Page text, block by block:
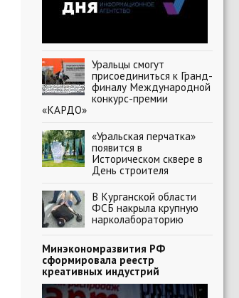
Уральцы смогут
присоединиться к Гранд-
финалу Международной
конкурс-премии
«КАРДО»
«Уральская перчатка»
появится в
Историческом сквере в
День строителя
В Курганской области
ФСБ накрыла крупную
нарколабораторию
Минэкономразвития РФ
сформировала реестр
креативных индустрий